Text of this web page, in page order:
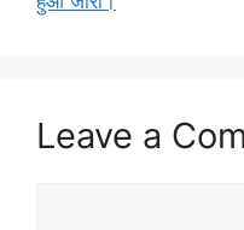
Leave a